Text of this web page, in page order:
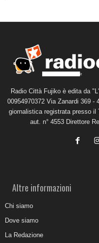
Radio Città Fujiko è edita da
00954970372 Via Zanardi 369 -
giornalistica registrata presso il
aut. n° 4553 Direttore
Altre informazioni
Chi siamo
Dove siamo
La Redazione